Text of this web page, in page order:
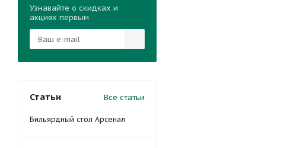
Узнавайте о скидках и
акциях первым
Статьи Все статьи
Бильярдный стол Арсенал